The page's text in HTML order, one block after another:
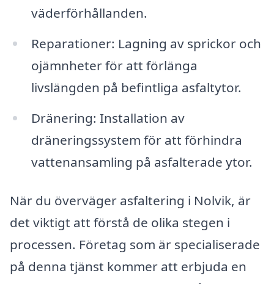
väderförhållanden.
Reparationer: Lagning av sprickor och
ojämnheter för att förlänga
livslängden på befintliga asfaltytor.
Dränering: Installation av
dräneringssystem för att förhindra
vattenansamling på asfalterade ytor.
När du överväger asfaltering i Nolvik, är
det viktigt att förstå de olika stegen i
processen. Företag som är specialiserade
på denna tjänst kommer att erbjuda en